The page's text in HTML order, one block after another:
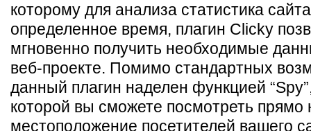
которому для анализа статистика
определенное время, плагин Clicky
мгновенно получить необходимые
веб-проекте. Помимо стандартных
данный плагин наделен функцией
которой вы сможете посмотреть прямо
местоположение посетителей вашего